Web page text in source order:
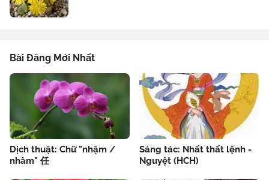
Bài Đăng Mới Nhất
Dịch thuật: Chữ "nhậm /
nhâm" 任
Sáng tác: Nhất thất lệnh -
Nguyệt (HCH)